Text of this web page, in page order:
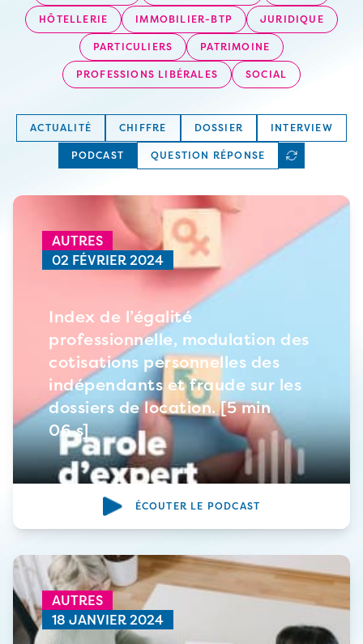
HÔTELLERIE
IMMOBILIER-BTP
JURIDIQUE
PARTICULIERS
PATRIMOINE
PROFESSIONS LIBÉRALES
SOCIAL
ACTUALITÉ CHIFFRE DOSSIER
INTERVIEW
PODCAST
QUESTION RÉPONSE
AUTRES
02 FÉVRIER 2024
Index de l’égalité
professionnelle, modulation des
cotisations personnelles des
indépendants et fraude sur les
dossiers de location. [5 min
06 s]
ÉCOUTER LE PODCAST
AUTRES
18 JANVIER 2024